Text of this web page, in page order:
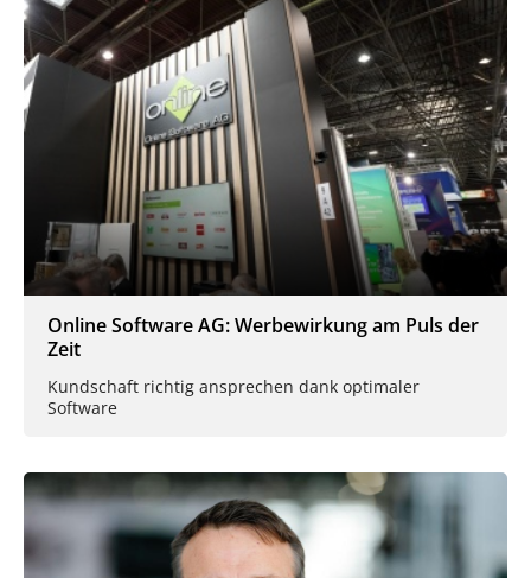
Online Software AG: Werbewirkung am Puls der
Zeit
Kundschaft richtig ansprechen dank optimaler
Software